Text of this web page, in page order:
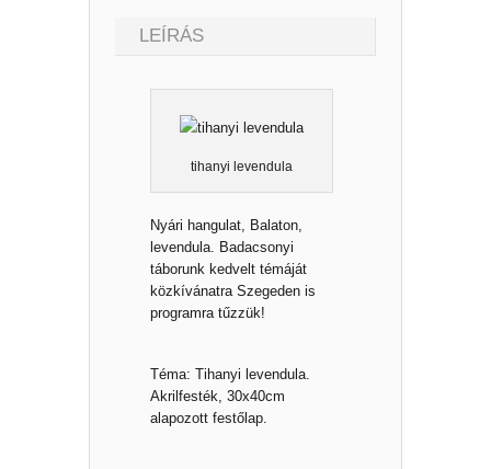
LEÍRÁS
tihanyi levendula
Nyári hangulat, Balaton,
levendula. Badacsonyi
táborunk kedvelt témáját
közkívánatra Szegeden is
programra tűzzük!
Téma: Tihanyi levendula.
Akrilfesték, 30x40cm
alapozott festőlap.